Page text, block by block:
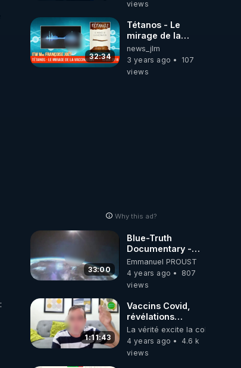
mourir que de voir
payer.
CrowdBunker
s'est tiré une
balle dans le pied
sans nos chaines
views
32:34
Tétanos - Le
mirage de la
vaccination
news_jlm
3 years ago
107
views
Why this ad?
33:00
Blue-Truth
Documentary -
Les injectés et les
testés émettent
une adresse MAC
Emmanuel PROUST
4 years ago
807
views
1:11:43
Vaccins Covid,
révélations
explosives - Vivre
Sainement
La vérité excite la colère
4 years ago
4.6 k
views